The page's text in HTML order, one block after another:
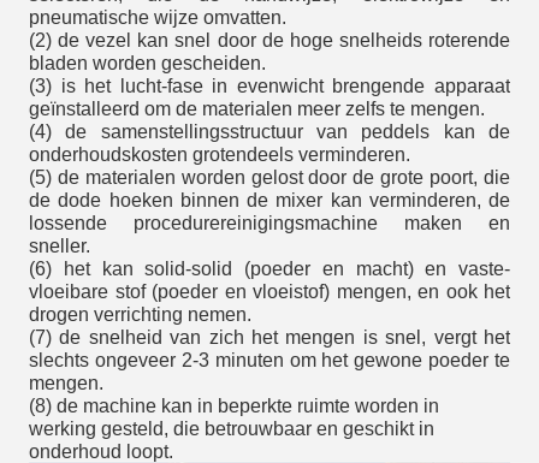
pneumatische wijze omvatten.
(2) de vezel kan snel door de hoge snelheids roterende
bladen worden gescheiden.
(3) is het lucht-fase in evenwicht brengende apparaat
geïnstalleerd om de materialen meer zelfs te mengen.
(4) de samenstellingsstructuur van peddels kan de
onderhoudskosten grotendeels verminderen.
(5) de materialen worden gelost door de grote poort, die
de dode hoeken binnen de mixer kan verminderen, de
lossende procedurereinigingsmachine maken en
sneller.
(6) het kan solid-solid (poeder en macht) en vaste-
vloeibare stof (poeder en vloeistof) mengen, en ook het
drogen verrichting nemen.
(7) de snelheid van zich het mengen is snel, vergt het
slechts ongeveer 2-3 minuten om het gewone poeder te
mengen.
(8) de machine kan in beperkte ruimte worden in
werking gesteld, die betrouwbaar en geschikt in
onderhoud loopt.